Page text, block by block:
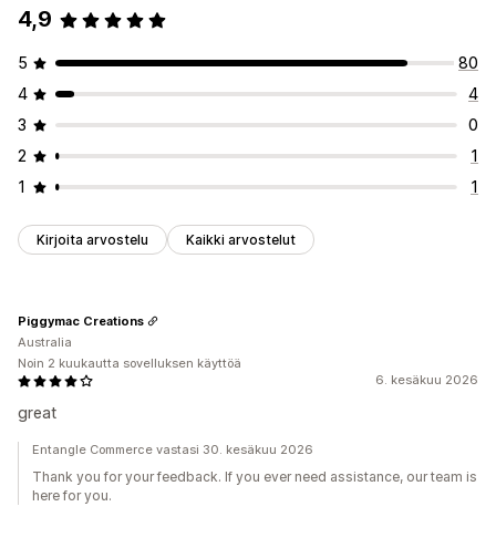
4,9
5
80
4
4
3
0
2
1
1
1
Kirjoita arvostelu Kaikki arvostelut
6. kesäkuu 2026
great
Piggymac Creations
Australia
Noin 2 kuukautta sovelluksen käyttöä
Entangle Commerce vastasi 30. kesäkuu 2026
Thank you for your feedback. If you ever need assistance, our team is
here for you.